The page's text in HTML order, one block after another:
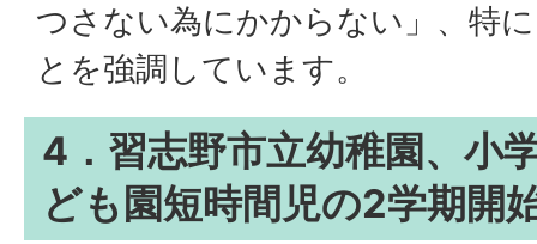
つさない為にかからない」、特
とを強調しています。
4．習志野市立幼稚園、小
ども園短時間児の2学期開